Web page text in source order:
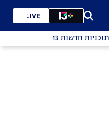
LIVE
תוכניות חדשות 13